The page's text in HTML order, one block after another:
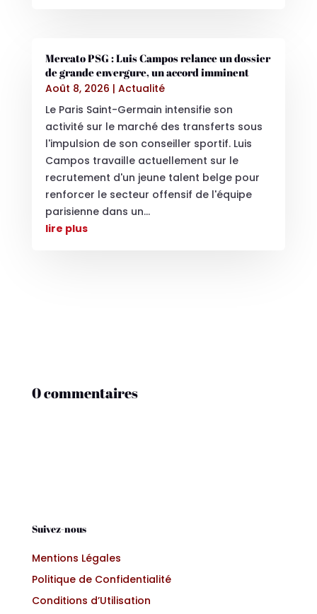
Mercato PSG : Luis Campos relance un dossier
de grande envergure, un accord imminent
Août 8, 2026 | Actualité
Le Paris Saint-Germain intensifie son
activité sur le marché des transferts sous
l'impulsion de son conseiller sportif. Luis
Campos travaille actuellement sur le
recrutement d'un jeune talent belge pour
renforcer le secteur offensif de l'équipe
parisienne dans un...
lire plus
0 commentaires
Suivez-nous
Mentions Légales
Politique de Confidentialité
Conditions d’Utilisation